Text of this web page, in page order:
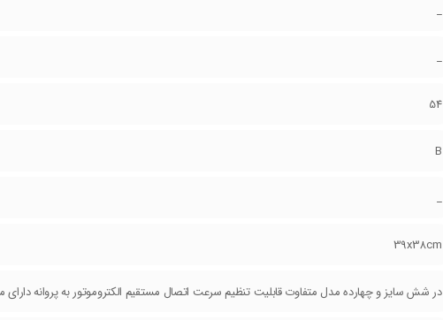
_
_
54
B
_
39x38cm
در شش سایز و چهارده مدل متفاوت قابلیت تنظیم سرعت اتصال مستقیم الکتروموتور به پروانه دارای